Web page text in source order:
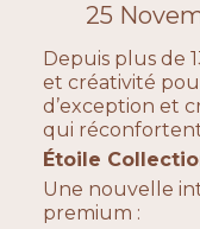
25
Depuis plus de
et créativité
d’exception et
qui
Étoile
Une nouvelle
premium :